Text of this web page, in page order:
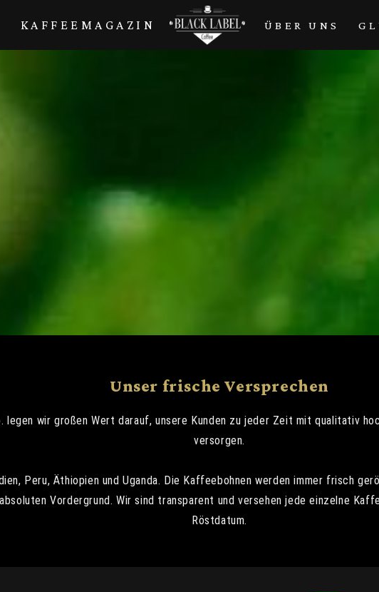
KAFFEEMAGAZIN ÜBER UNS
Unser frische Versprechen
legen wir großen Wert darauf, unsere Kunden zu jeder Zeit mit qualitativ
versorgen.
Peru, Äthiopien und Uganda. Die Kaffeebohnen werden immer frisch
Vordergrund. Wir sind transparent und versehen jede einzelne
Röstdatum.